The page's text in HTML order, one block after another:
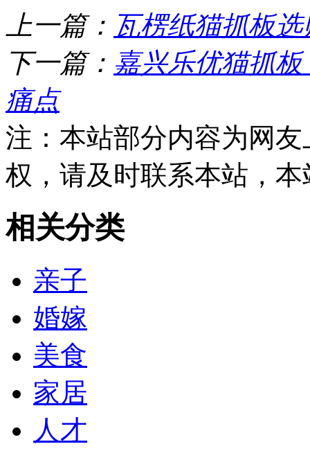
上一篇： 瓦楞纸猫抓板
下一篇： 嘉兴乐优猫抓
痛点
注：本站部分内容为网
权，请及时联系本站，
相关分类
亲子
婚嫁
美食
家居
人才